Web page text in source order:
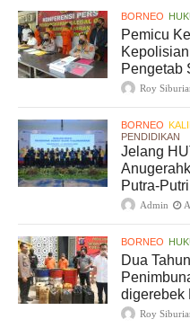
BORNEO
Pemicu
Pengetab
Roy
BORNEO
PENDIDIKAN
Jelang
Putra-
Admin
BORNEO
Dua
digerebek
Roy